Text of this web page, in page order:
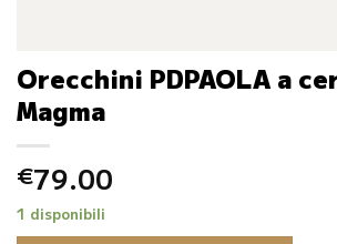
Orecchini PDPAOLA a
Magma
€79.00
1 disponibili